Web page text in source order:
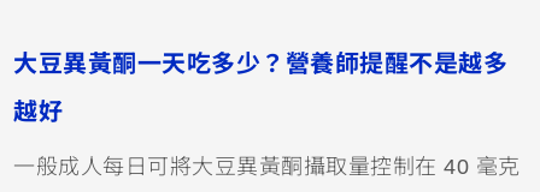
大豆異黃酮一天吃多少？營養師提醒不是越多
越好
一般成人每日可將大豆異黃酮攝取量控制在 40 毫克